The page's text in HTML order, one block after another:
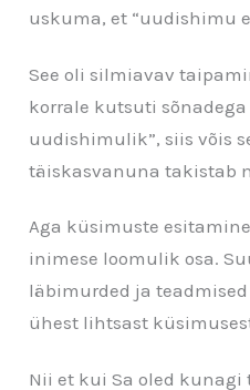
uskuma, et “uudishimu
See oli silmiavav
korrale kutsuti sõnadega
uudishimulik”, siis võis
täiskasvanuna takistab
Aga küsimuste
inimese loomulik osa.
läbimurded ja
ühest lihtsast
Nii et kui Sa oled